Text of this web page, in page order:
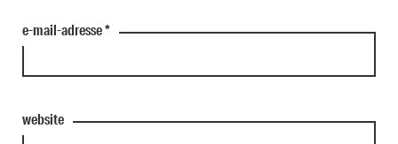
e-mail-adresse*
website